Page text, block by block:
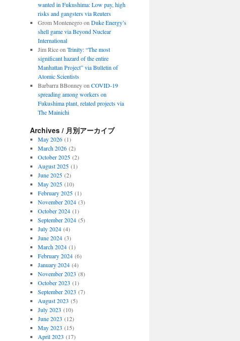
wanted in Fukushima: Low pay, high
risks and gangsters via Reuters
Grom Montenegroon Duke Energy’s
shell game via Beyond Nuclear
International
Jim Riceon Trinity: “The most
significant hazard of the entire
Manhattan Project” via Bulletin of
Atomic Scientists
Barbarra BBonneyon COVID-19
spreading among workers on
Fukushima plant, related projects via
The Mainichi
Archives / 月別アーカイブ
May 2026(1)
March 2026(2)
October 2025(2)
August 2025(1)
June 2025(2)
May 2025(10)
February 2025(1)
November 2024(3)
October 2024(1)
September 2024(5)
July 2024(4)
June 2024(3)
March 2024(1)
February 2024(6)
January 2024(4)
November 2023 (8)
October 2023 (1)
September 2023 (7)
August 2023 (5)
July 2023 (10)
June 2023 (12)
May 2023 (15)
April 2023 (17)